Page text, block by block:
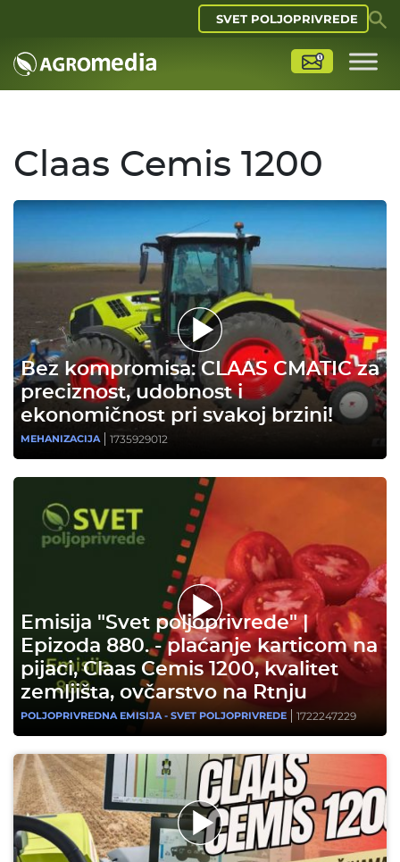
SVET POLJOPRIVREDE
Claas Cemis 1200
Bez kompromisa: CLAAS CMATIC za
preciznost, udobnost i
ekonomičnost pri svakoj brzini!
MEHANIZACIJA 1735929012
Emisija "Svet poljoprivrede" |
Epizoda 880. - plaćanje karticom na
pijaci, Claas Cemis 1200, kvalitet
zemljišta, ovčarstvo na Rtnju
POLJOPRIVREDNA EMISIJA - SVET POLJOPRIVREDE 1722247229